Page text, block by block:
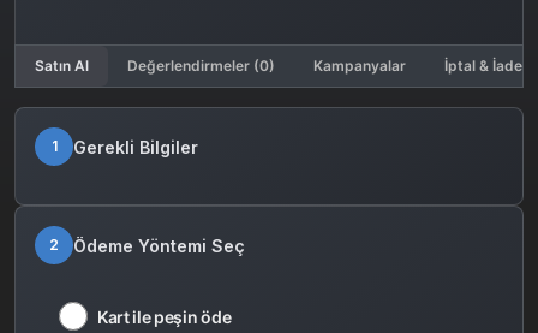
Satın Al Değerlendirmeler (0) Kampanyalar İptal & İade
1 Gerekli Bilgiler
2 Ödeme Yöntemi Seç
Kart ile peşin öde